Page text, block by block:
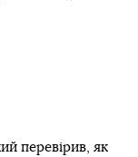
перевірив, як